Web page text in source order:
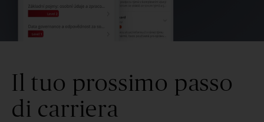
Il tuo prossimo passo
di carriera